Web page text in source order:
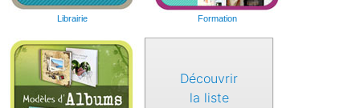
Librairie Formation
Découvrir
la liste